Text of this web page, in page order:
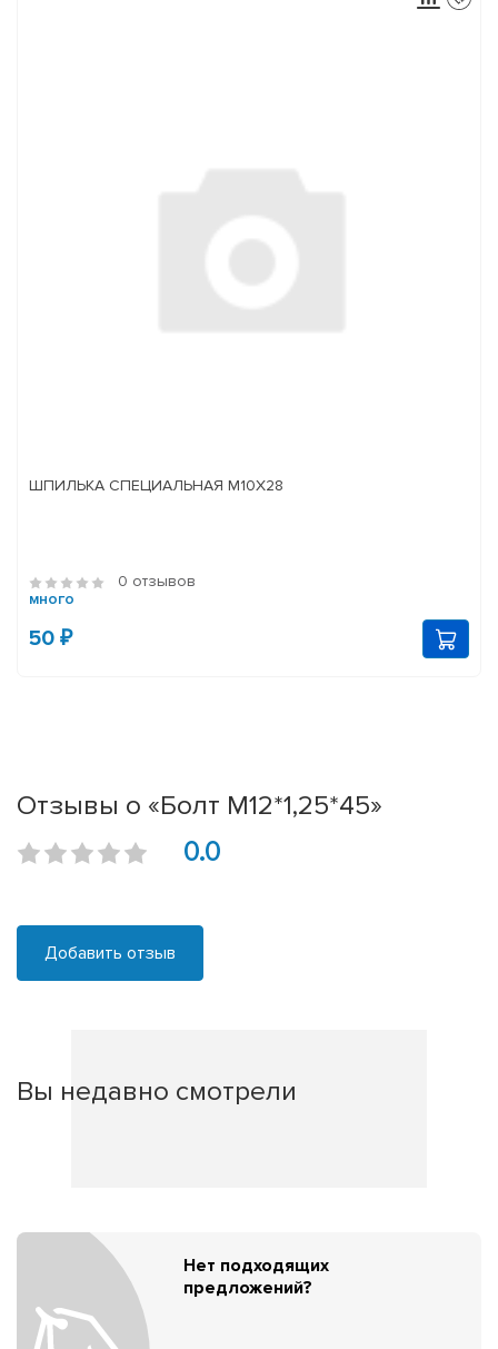
ШПИЛЬКА СПЕЦИАЛЬНАЯ М10Х28
0 отзывов
много
50 ₽
Отзывы о «Болт М12*1,25*45»
0.0
Добавить отзыв
Вы недавно смотрели
Нет подходящих
предложений?